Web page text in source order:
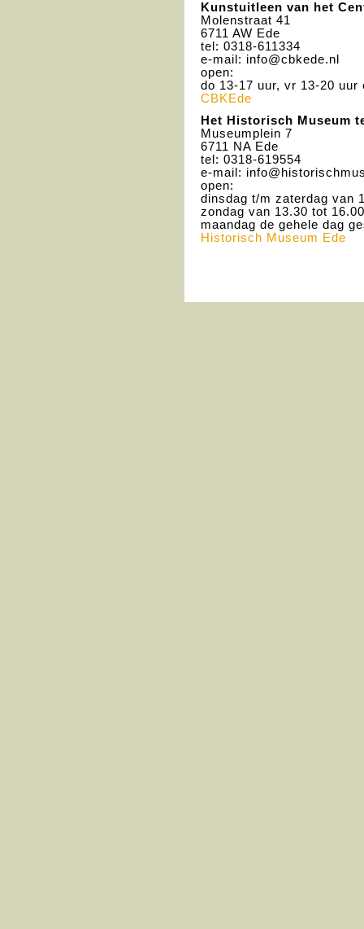
Kunstuitleen van het
Molenstraat 41
6711 AW Ede
tel: 0318-611334
e-mail: info@cbkede.nl
open:
do 13-17 uur, vr 13-20 uur
CBKEde
Het Historisch Museum
Museumplein 7
6711 NA Ede
tel: 0318-619554
e-mail:
open:
dinsdag t/m zaterdag van
zondag van 13.30 tot
maandag de gehele dag
Historisch Museum Ede